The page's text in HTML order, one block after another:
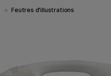
Feutres d'illustrations